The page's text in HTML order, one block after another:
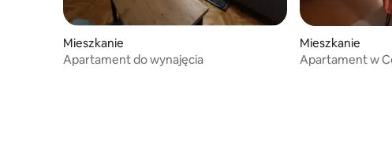
Mieszkanie
Apartament do wynajęcia
Mieszkanie
Apartament w